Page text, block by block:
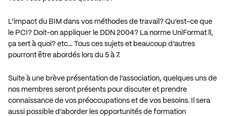
L’impact du BIM dans vos méthodes de travail? Qu’est-ce que
le PCI? Doit-on appliquer le DDN 2004? La norme UniFormat ll,
ça sert à quoi? etc… Tous ces sujets et beaucoup d’autres
pourront être abordés lors du 5 à 7.
Suite à une brève présentation de l’association, quelques uns de
nos membres seront présents pour discuter et prendre
connaissance de vos préoccupations et de vos besoins. Il sera
aussi possible d’aborder les opportunités de formation